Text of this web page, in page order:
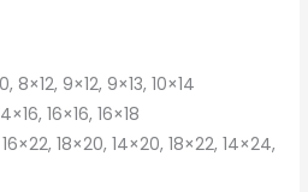
8×12, 9×12, 9×13, 10×14
16×16, 16×18
18×20, 14×20, 18×22, 14×24,